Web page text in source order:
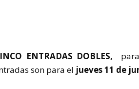
ENTRADAS DOBLES,
son para el jueves 11 de